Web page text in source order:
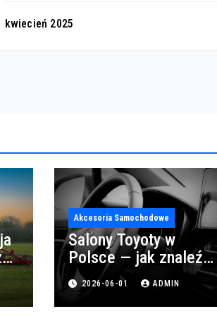
kwiecień 2025
Akcesoria Samochodowe
Salony Toyoty w
Polsce — jak znaleźć
najlepszy salon i
serwis
2026-06-01 ADMIN